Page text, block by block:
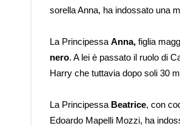
sorella Anna, ha indossato una
La Principessa Anna, figlia
nero. A lei è passato il ruolo di
Harry che tuttavia dopo soli 30
La Principessa Beatrice, con
Edoardo Mapelli Mozzi, ha